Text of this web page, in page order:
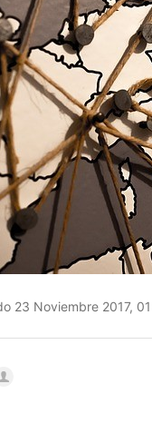
23 Noviembre 2017,